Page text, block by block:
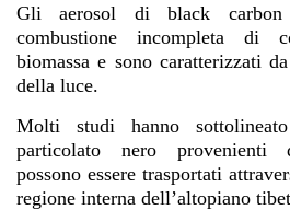
Gli aerosol di black
combustione incompleta di
biomassa e sono caratterizzati
della luce.
Molti studi hanno
particolato nero provenienti
possono essere trasportati
regione interna dell’altopiano